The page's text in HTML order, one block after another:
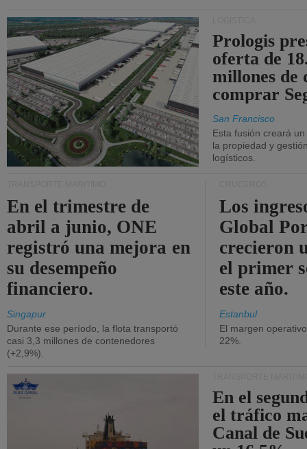
Prologis
oferta de
millones de
comprar
San Francisco
Esta fusión creará
la propiedad y
logísticos.
En el trimestre de
abril a junio, ONE
registró una mejora en
su desempeño
financiero.
Singapur
Durante ese período, la flota transportó
casi 3,3 millones de contenedores
(+2,9%).
Los
Global
crecieron
el primer
este año.
Estanbul
El margen
22%.
En el
el tráfico
Canal de